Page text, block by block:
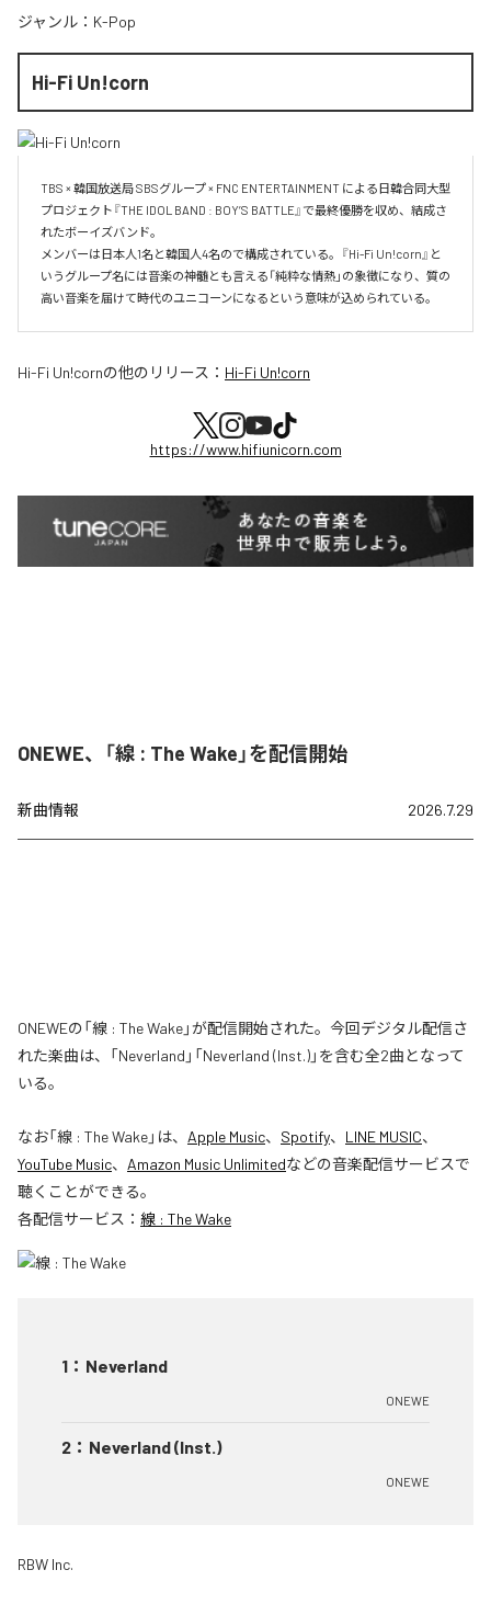
ジャンル： K-Pop
Hi-Fi Un!corn
TBS × 韓国放送局 SBSグループ × FNC ENTERTAINMENT による日韓合同大型
プロジェクト『THE IDOL BAND : BOY’S BATTLE』で最終優勝を収め、結成さ
れたボーイズバンド。
メンバーは日本人1名と韓国人4名ので構成されている。『Hi-Fi Un!corn』と
いうグループ名には音楽の神髄とも言える「純粋な情熱」の象徴になり、質の
Hi-Fi Un!cornの他のリリース： Hi-Fi Un!corn
https://www.hifiunicorn.com
ONEWE、「線 : The Wake」を配信開始
新曲情報 2026.7.29
ONEWEの「線 : The Wake」が配信開始された。今回デジタル配信さ
れた楽曲は、「Neverland」「Neverland (Inst.)」を含む全2曲となって
いる。
なお「線 : The Wake」は、 Apple Music、 Spotify、 LINE MUSIC、
YouTube Music、 Amazon Music Unlimitedなどの音楽配信サービスで
聴くことができる。
各配信サービス： 線 : The Wake
1 ： Neverland
ONEWE
2 ： Neverland (Inst.)
ONEWE
RBW Inc.